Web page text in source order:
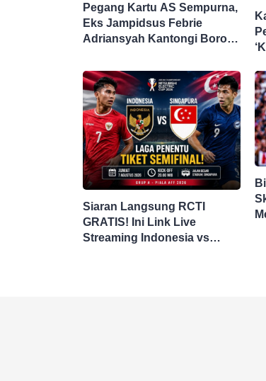
Pegang Kartu AS Sempurna,
Eks Jampidsus Febrie
Adriansyah Kantongi Borok
Siaran Langsung RCTI
GRATIS! Ini Link Live
Streaming Indonesia vs